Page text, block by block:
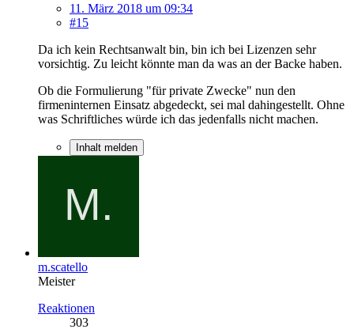
11. März 2018 um 09:34
#15
Da ich kein Rechtsanwalt bin, bin ich bei Lizenzen sehr
vorsichtig. Zu leicht könnte man da was an der Backe haben.
Ob die Formulierung "für private Zwecke" nun den
firmeninternen Einsatz abgedeckt, sei mal dahingestellt. Ohne
was Schriftliches würde ich das jedenfalls nicht machen.
Inhalt melden
m.scatello
Meister
Reaktionen
303